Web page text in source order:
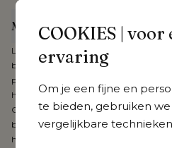
COOKIES |
ervaring
Om je een fijne en
te bieden, gebruiken
vergelijkbare
Meer informatie
Laat het stijlvolle, zachte design van de
buitenomgeving. Combineer
prachtige, weerbestendige rope voor
hoogste niveau. De kussens zijn uniek
Cosytica-stof. Verbind interieur met
buitenmomenten aan je poolhouse,
heeft een speciaal ontwikkelde coating